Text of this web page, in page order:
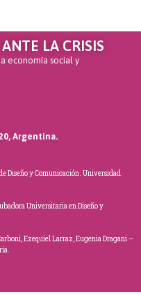
LA CRISIS
economía social y
Argentina.
Diseño y Comunicación. Universidad
Universitaria en Diseño y
Ezequiel Larraz, Eugenia Dragani –